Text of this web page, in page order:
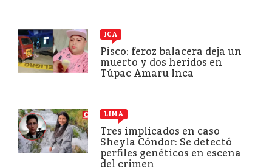
ICA
Pisco: feroz balacera deja un
muerto y dos heridos en
Túpac Amaru Inca
LIMA
Tres implicados en caso
Sheyla Cóndor: Se detectó
perfiles genéticos en escena
del crimen